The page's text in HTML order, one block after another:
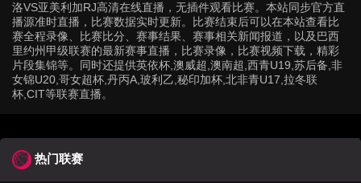
洛VS亚美利加RJ高清在线直播，无插件观看比赛。本站同步官方直
播源准时直播，比赛数据实时更新。比赛结束后可以在本站查看比
赛全程录像、比赛比分、赛事结果、赛事相关新闻报道，以及巴西
里约州甲级联赛的最新赛事直播，比赛录像，比赛视频下载，精彩
片段集锦等。同时还提供英依杯,澳威超,澳南超,西青U19,苏后备,非
女锦U20,哥女超杯,丹丙A,玻利乙,秘印加杯,北非青U17,拉冬联
杯,CIT等联赛直播。
热门联赛